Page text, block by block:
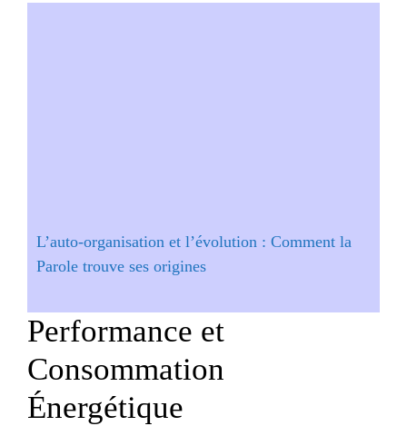
L’auto-organisation et l’évolution : Comment la
Parole trouve ses origines
Performance et
Consommation
Énergétique